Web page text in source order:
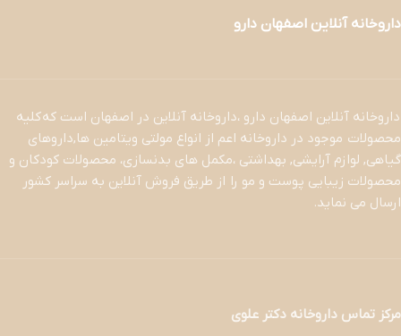
داروخانه آنلاین اصفهان دارو
داروخانه آنلاین اصفهان دارو ،داروخانه آنلاین در اصفهان است که کلیه
محصولات موجود در داروخانه اعم از انواع مولتی ویتامین ها,داروهای
گیاهی, لوازم آرایشی, بهداشتی ،مکمل های بدنسازی، محصولات کودکان و
محصولات زیبایی پوست و مو را از طریق فروش آنلاین به سراسر کشور
ارسال می نماید.
مرکز تماس داروخانه دکتر علوی